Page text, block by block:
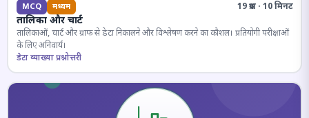
MCQ मध्यम 19 प्रश्न · 10 मिनट
तालिका और चार्ट
तालिकाओं, चार्ट और ग्राफ से डेटा निकालने और विश्लेषण करने का कौशल। प्रतियोगी परीक्षाओं
के लिए अनिवार्य।
डेटा व्याख्या प्रश्नोत्तरी